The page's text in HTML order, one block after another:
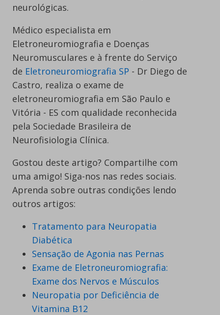
neurológicas.
Médico especialista em
Eletroneuromiografia e Doenças
Neuromusculares e à frente do Serviço
de Eletroneuromiografia SP - Dr Diego de
Castro, realiza o exame de
eletroneuromiografia em São Paulo e
Vitória - ES com qualidade reconhecida
pela Sociedade Brasileira de
Neurofisiologia Clínica.
Gostou deste artigo? Compartilhe com
uma amigo! Siga-nos nas redes sociais.
Aprenda sobre outras condições lendo
outros artigos:
Tratamento para Neuropatia
Diabética
Sensação de Agonia nas Pernas
Exame de Eletroneuromiografia:
Exame dos Nervos e Músculos
Neuropatia por Deficiência de
Vitamina B12